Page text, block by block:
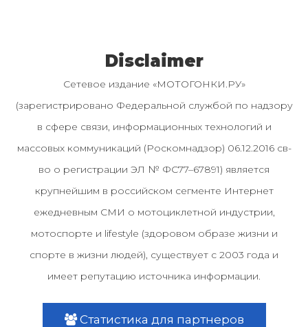
Disclaimer
Сетевое издание «МОТОГОНКИ.РУ»
(зарегистрировано Федеральной службой по надзору
в сфере связи, информационных технологий и
массовых коммуникаций (Роскомнадзор) 06.12.2016 св-
во о регистрации ЭЛ № ФС77–67891) является
крупнейшим в российском сегменте Интернет
ежедневным СМИ о мотоциклетной индустрии,
мотоспорте и lifestyle (здоровом образе жизни и
спорте в жизни людей), существует с 2003 года и
имеет репутацию источника информации.
Статистика для партнеров